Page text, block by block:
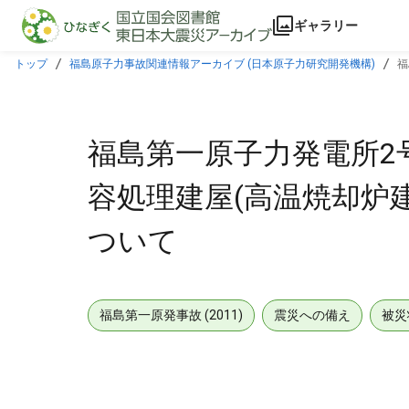
本文に飛ぶ
ギャラリー
トップ 福島原子力事故関連情報アーカイブ (日本原子力研究開発機構)
福島第一原子力発電所
容処理建屋(高温焼却炉
ついて
福島第一原発事故 (2011) 震災への備え 被災